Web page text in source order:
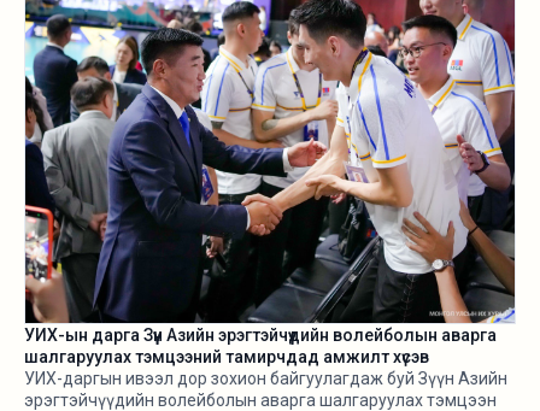
УИХ-ын дарга Зүүн Азийн эрэгтэйчүүдийн волейболын аварга
шалгаруулах тэмцээний тамирчдад амжилт хүсэв
УИХ-даргын ивээл дор зохион байгуулагдаж буй Зүүн Азийн
эрэгтэйчүүдийн волейболын аварга шалгаруулах тэмцээн